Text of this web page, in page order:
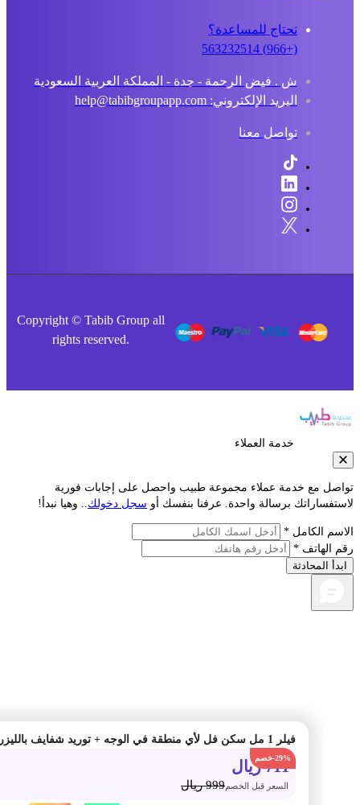
-29%
711 ريال
السعر قبل الخصم999 ريال
تحتاج للمساعدة؟
ش . فيض الرحمة - جدة - المملكة العربية السعودية
البريد الإلكتروني: help@tabibgroupapp.com
تواصل معنا
Copyright © Tabib Group all
rights reserved.
خدمة العملاء
مع خدمة عملاء مجموعة طبيب واحصل على إجابات فورية
برسالة واحدة. عرفنا بنفسك أوسجل دخولك.. وهيا نبدأ!
الكامل *
الهاتف *
المحادثة